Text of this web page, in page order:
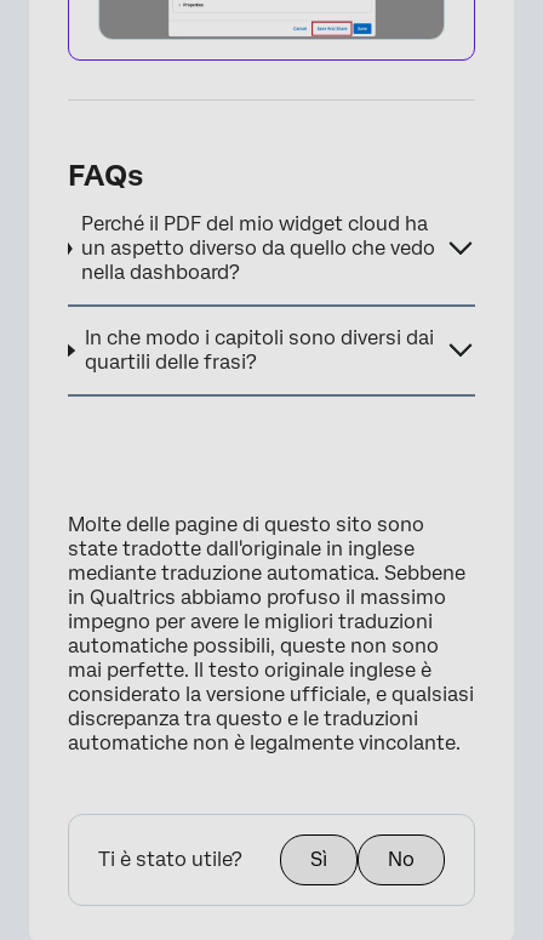
FAQs
Perché il PDF del mio widget cloud ha
un aspetto diverso da quello che vedo
nella dashboard?
In che modo i capitoli sono diversi dai
quartili delle frasi?
Molte delle pagine di questo sito sono
state tradotte dall'originale in inglese
mediante traduzione automatica. Sebbene
in Qualtrics abbiamo profuso il massimo
impegno per avere le migliori traduzioni
automatiche possibili, queste non sono
mai perfette. Il testo originale inglese è
considerato la versione ufficiale, e qualsiasi
discrepanza tra questo e le traduzioni
automatiche non è legalmente vincolante.
Ti è stato utile? Sì No